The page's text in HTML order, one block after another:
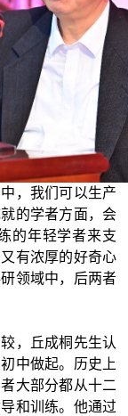
，我们可以生产
的学者方面，会
的年轻学者来支
有浓厚的好奇心
领域中，后两者
，丘成桐先生认
中做起。历史上
大部分都从十二
和训练。他通过